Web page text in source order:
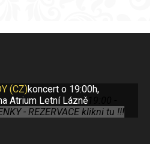
(CZ)koncert o 19:00h,
Atrium Letní Lázně
- REZERVACE klikni tu !!!